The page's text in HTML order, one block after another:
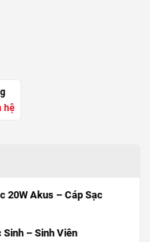
hệ
20W Akus – Cáp Sạc
Sinh – Sinh Viên